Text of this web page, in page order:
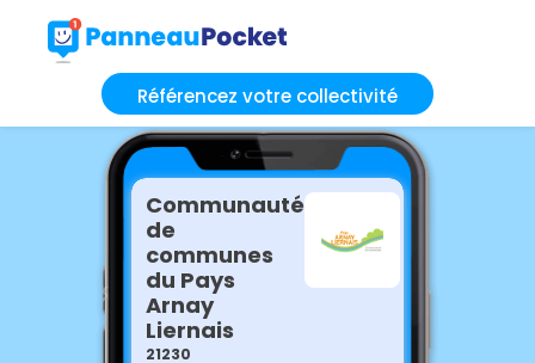
Référencez votre collectivité
Communauté
de
communes
du Pays
Arnay
Liernais
21230